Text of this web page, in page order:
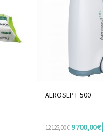
AEROSEPT 500
12 125,00 € 9 700,00 €